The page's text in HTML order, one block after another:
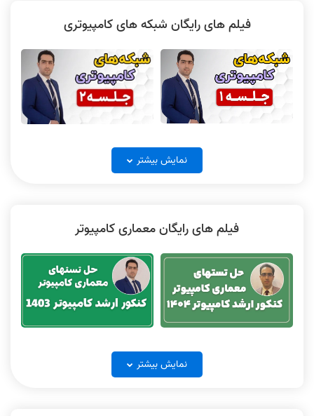
پاسخ تشریحی الکترونیک دیجیتال
1403
فیلم ساختمان داده جلسه 5 فیلم ساختمان داده جلسه 6
فیلم ساختمان داده جلسه 7 فیلم ساختمان داده جلسه 8
حل تست ساختمان و الگوریتم جلسه 1
حل تست ساختمان و الگوریتم جلسه
فیلم های رایگان شبکه های کامپیوتری
شبکه‌های کامپیوتری جلسه 5 شبکه‌های کامپیوتری جلسه 6
نمایش بیشتر
فیلم های رایگان معماری کامپیوتر
ارشد کامپیوتر 1403
نمایش بیشتر